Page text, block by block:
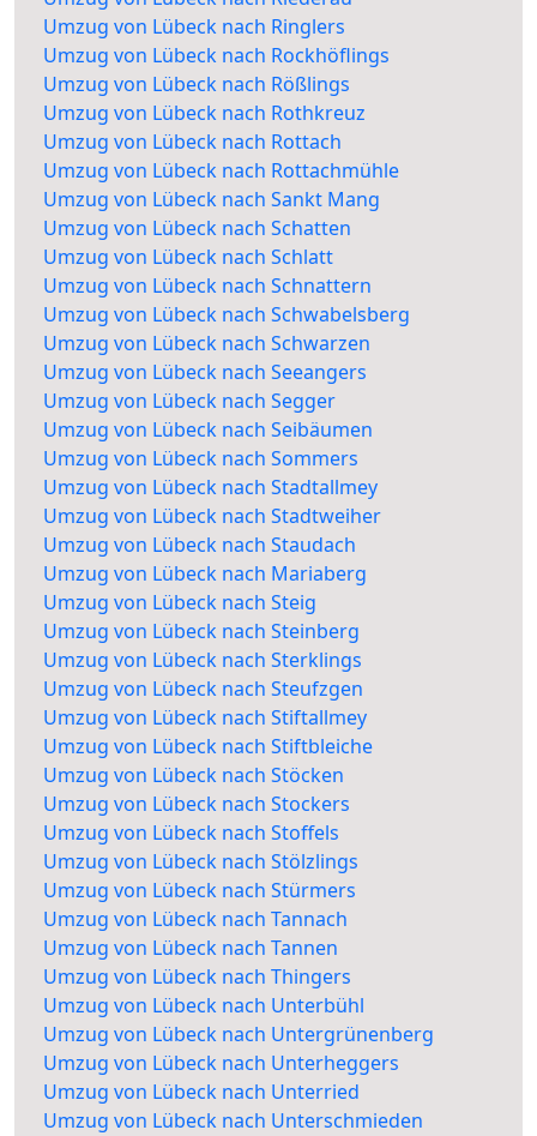
Umzug von Lübeck nach Ringlers
Umzug von Lübeck nach Rockhöflings
Umzug von Lübeck nach Rößlings
Umzug von Lübeck nach Rothkreuz
Umzug von Lübeck nach Rottach
Umzug von Lübeck nach Rottachmühle
Umzug von Lübeck nach Sankt Mang
Umzug von Lübeck nach Schatten
Umzug von Lübeck nach Schlatt
Umzug von Lübeck nach Schnattern
Umzug von Lübeck nach Schwabelsberg
Umzug von Lübeck nach Schwarzen
Umzug von Lübeck nach Seeangers
Umzug von Lübeck nach Segger
Umzug von Lübeck nach Seibäumen
Umzug von Lübeck nach Sommers
Umzug von Lübeck nach Stadtallmey
Umzug von Lübeck nach Stadtweiher
Umzug von Lübeck nach Staudach
Umzug von Lübeck nach Mariaberg
Umzug von Lübeck nach Steig
Umzug von Lübeck nach Steinberg
Umzug von Lübeck nach Sterklings
Umzug von Lübeck nach Steufzgen
Umzug von Lübeck nach Stiftallmey
Umzug von Lübeck nach Stiftbleiche
Umzug von Lübeck nach Stöcken
Umzug von Lübeck nach Stockers
Umzug von Lübeck nach Stoffels
Umzug von Lübeck nach Stölzlings
Umzug von Lübeck nach Stürmers
Umzug von Lübeck nach Tannach
Umzug von Lübeck nach Tannen
Umzug von Lübeck nach Thingers
Umzug von Lübeck nach Unterbühl
Umzug von Lübeck nach Untergrünenberg
Umzug von Lübeck nach Unterheggers
Umzug von Lübeck nach Unterried
Umzug von Lübeck nach Unterschmieden